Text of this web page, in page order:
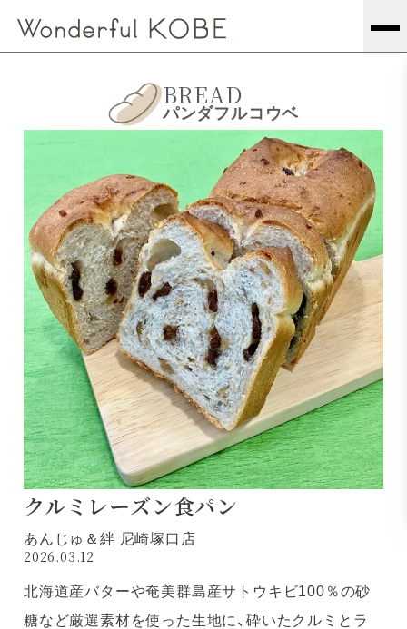
BREAD
パンダフルコウベ
クルミレーズン食パン
あんじゅ＆絆 尼崎塚口店
2026.03.12
北海道産バターや奄美群島産サトウキビ100％の砂
糖など厳選素材を使った生地に、砕いたクルミとラ